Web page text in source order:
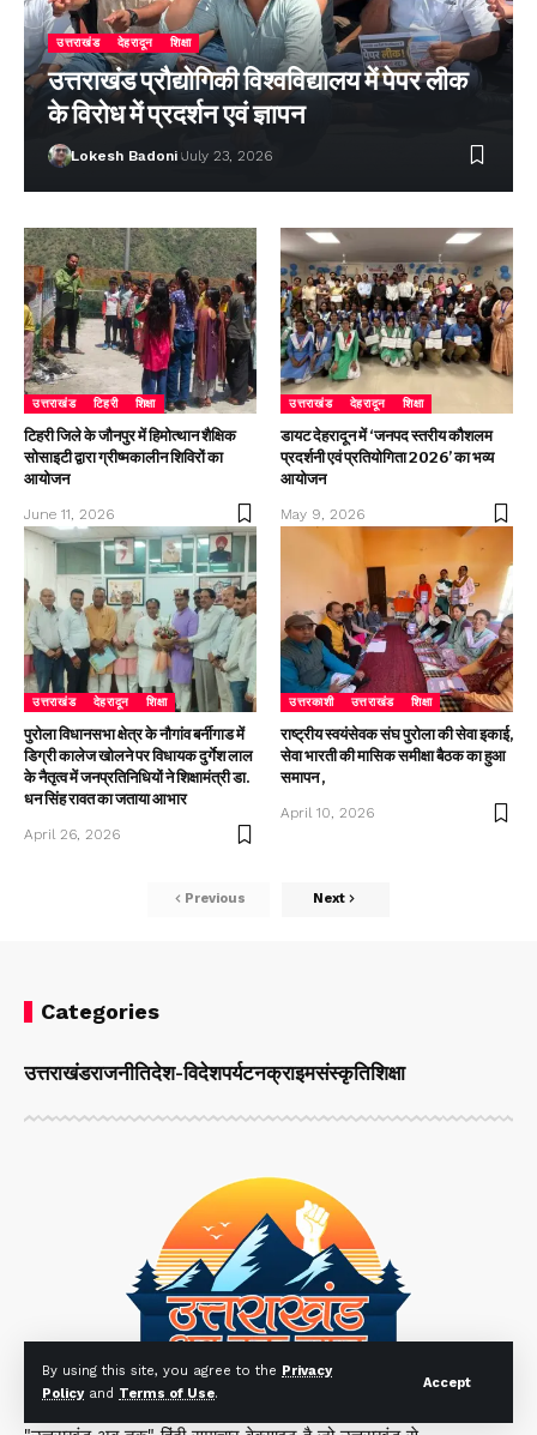
By using this site, you agree to the Privacy
Policyand Terms of Use.
Accept
उत्तराखंड देहरादून शिक्षा
उत्तराखंड प्रौद्योगिकी विश्वविद्यालय में पेपर लीक
के विरोध में प्रदर्शन एवं ज्ञापन
Lokesh Badoni July 23, 2026
उत्तराखंड टिहरी शिक्षा
टिहरी जिले के जौनपुर में हिमोत्थान शैक्षिक
सोसाइटी द्वारा ग्रीष्मकालीन शिविरों का
आयोजन
June 11, 2026
उत्तराखंड देहरादून शिक्षा
डायट देहरादून में ‘जनपद स्तरीय कौशलम
प्रदर्शनी एवं प्रतियोगिता 2026’ का भव्य
आयोजन
May 9, 2026
उत्तराखंड देहरादून शिक्षा
पुरोला विधानसभा क्षेत्र के नौगांव बर्नीगाड में
डिग्री कालेज खोलने पर विधायक दुर्गेश लाल
के नैतृत्व में जनप्रतिनिधियों ने शिक्षामंत्री डा.
धन सिंह रावत का जताया आभार
April 26, 2026
उत्तरकाशी उत्तराखंड शिक्षा
राष्ट्रीय स्वयंसेवक संघ पुरोला की सेवा इकाई,
सेवा भारती की मासिक समीक्षा बैठक का हुआ
समापन ,
April 10, 2026
Previous Next
Categories
उत्तराखंडराजनीतिदेश-विदेशपर्यटनक्राइमसंस्कृतिशिक्षा